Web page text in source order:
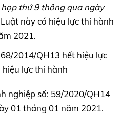
thứ 9 thông qua ngày
này có hiệu lực thi hành
2021.
2014/QH13 hết hiệu lực
lực thi hành
nghiệp số: 59/2020/QH14
01 tháng 01 năm 2021.